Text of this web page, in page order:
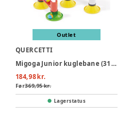
Outlet
QUERCETTI
Migoga Junior kuglebane (31 dele)
184,98 kr.
Før369,95 kr.
Lagerstatus